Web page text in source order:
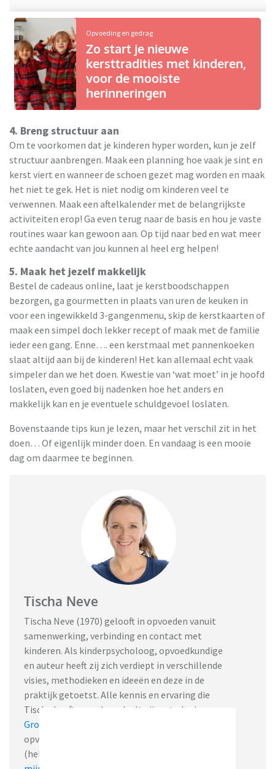
Opvoeding en gedrag
Zo start je nieuwe
kersttradities met kinderen,
voor de mooiste
herinneringen
4. Breng structuur aan
Om te voorkomen dat je kinderen hyper worden, kun je zelf
structuur aanbrengen. Maak een planning hoe vaak je sint en
kerst viert en wanneer de schoen gezet mag worden en maak
het niet te gek. Het is niet nodig om kinderen veel te
verwennen. Maak een aftelkalender met de belangrijkste
activiteiten erop! Ga even terug naar de basis en hou je vaste
routines waar kan gewoon aan. Op tijd naar bed en wat meer
echte aandacht van jou kunnen al heel erg helpen!
5. Maak het jezelf makkelijk
Bestel de cadeaus online, laat je kerstboodschappen
bezorgen, ga gourmetten in plaats van uren de keuken in
voor een ingewikkeld 3-gangenmenu, skip de kerstkaarten of
maak een simpel doch lekker recept of maak met de familie
ieder een gang. Enne…. een kerstmaal met pannenkoeken
slaat altijd aan bij de kinderen! Het kan allemaal echt vaak
simpeler dan we het doen. Kwestie van ‘wat moet’ in je hoofd
loslaten, even goed bij nadenken hoe het anders en
makkelijk kan en je eventuele schuldgevoel loslaten.
Bovenstaande tips kun je lezen, maar het verschil zit in het
doen… Of eigenlijk minder doen. En vandaag is een mooie
dag om daarmee te beginnen.
Tischa Neve
Tischa Neve (1970) gelooft in opvoeden vanuit
samenwerking, verbinding en contact met
kinderen. Als kinderpsycholoog, opvoedkundige
en auteur heeft zij zich verdiept in verschillende
visies, methodieken en ideeën en deze in de
praktijk getoetst. Alle kennis en ervaring die
Tischa heeft opgedaan deelt zij met plezier op
Groot & Klein
opvoedcursussen, blogs en boeken. Luister jij al
(helemaal gratis!) naar haar podcast ‘